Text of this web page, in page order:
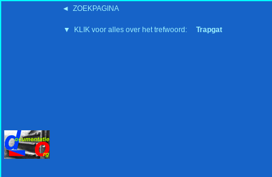
◄ ZOEKPAGINA
▼ KLIK voor alles over het trefwoord: Trapgat
'15:19 19-2-2008